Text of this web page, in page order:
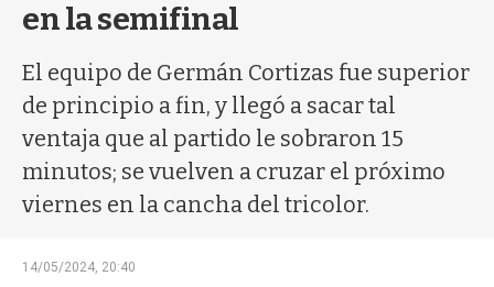
a
en la semifinal
El equipo de Germán Cortizas fue superior
de principio a fin, y llegó a sacar tal
ventaja que al partido le sobraron 15
minutos; se vuelven a cruzar el próximo
viernes en la cancha del tricolor.
14/05/2024, 20:40